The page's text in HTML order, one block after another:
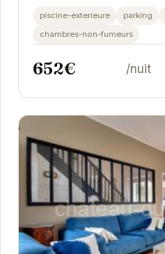
des vacances en famille
piscine-exterieure parking
chambres-non-fumeurs
652€ /nuit